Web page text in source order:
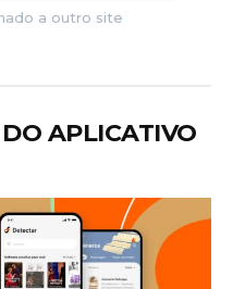
a outro site
APLICATIVO